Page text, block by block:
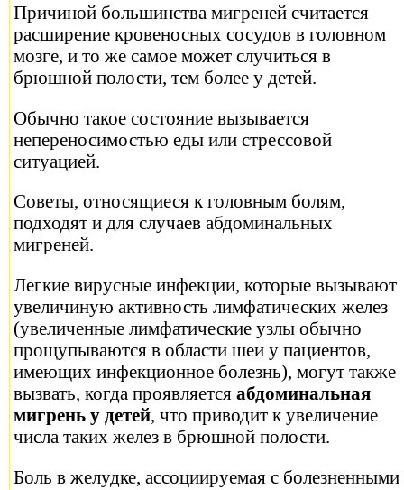
Причиной большинства мигреней считается
расширение кровеносных сосудов в головном
мозге, и то же самое может случиться в
брюшной полости, тем более у детей.
Обычно такое состояние вызывается
непереносимостью еды или стрессовой
ситуацией.
Советы, относящиеся к головным болям,
подходят и для случаев абдоминальных
мигреней.
Легкие вирусные инфекции, которые вызывают
увеличиную активность лимфатических желез
(увеличенные лимфатические узлы обычно
прощупываются в области шеи у пациентов,
имеющих инфекционное болезнь), могут также
вызвать, когда проявляетсяабдоминальная
мигрень у детей, что приводит к увеличение
числа таких желез в брюшной полости.
Боль в желудке, ассоциируемая с болезненными